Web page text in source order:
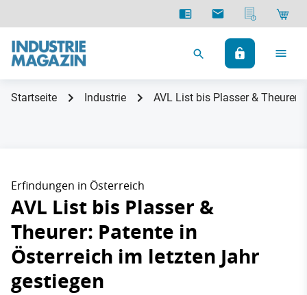
Startseite Industrie AVL List bis Plasser &
Erfindungen in Österreich
AVL List bis Plasser &
Theurer: Patente in
Österreich im letzten Jahr
gestiegen